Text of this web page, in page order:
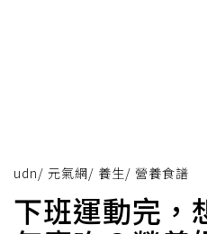
udn/ 元氣網/ 養生/ 營養食譜
下班運動完，